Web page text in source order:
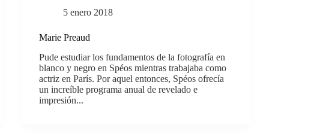
5 enero 2018
Marie Preaud
Pude estudiar los fundamentos de la fotografía en
blanco y negro en Spéos mientras trabajaba como
actriz en París. Por aquel entonces, Spéos ofrecía
un increíble programa anual de revelado e
impresión...